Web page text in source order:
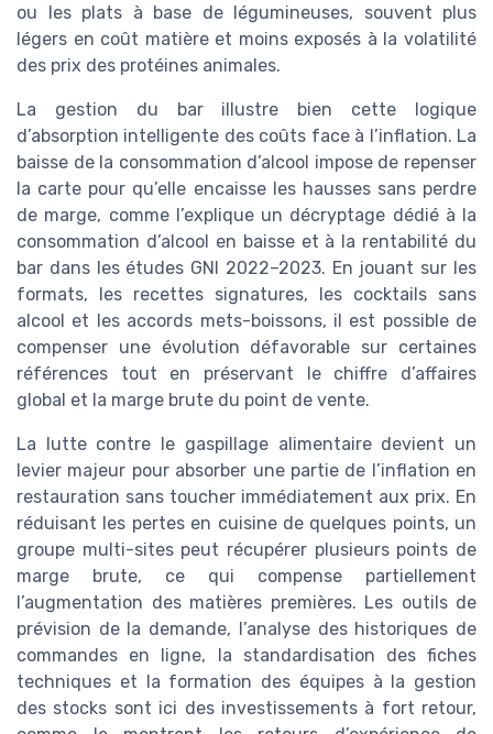
ou les plats à base de légumineuses, souvent plus
légers en coût matière et moins exposés à la volatilité
des prix des protéines animales.
La gestion du bar illustre bien cette logique
d’absorption intelligente des coûts face à l’inflation. La
baisse de la consommation d’alcool impose de repenser
la carte pour qu’elle encaisse les hausses sans perdre
de marge, comme l’explique un décryptage dédié à la
consommation d’alcool en baisse et à la rentabilité du
bar dans les études GNI 2022–2023. En jouant sur les
formats, les recettes signatures, les cocktails sans
alcool et les accords mets-boissons, il est possible de
compenser une évolution défavorable sur certaines
références tout en préservant le chiffre d’affaires
global et la marge brute du point de vente.
La lutte contre le gaspillage alimentaire devient un
levier majeur pour absorber une partie de l’inflation en
restauration sans toucher immédiatement aux prix. En
réduisant les pertes en cuisine de quelques points, un
groupe multi-sites peut récupérer plusieurs points de
marge brute, ce qui compense partiellement
l’augmentation des matières premières. Les outils de
prévision de la demande, l’analyse des historiques de
commandes en ligne, la standardisation des fiches
techniques et la formation des équipes à la gestion
des stocks sont ici des investissements à fort retour,